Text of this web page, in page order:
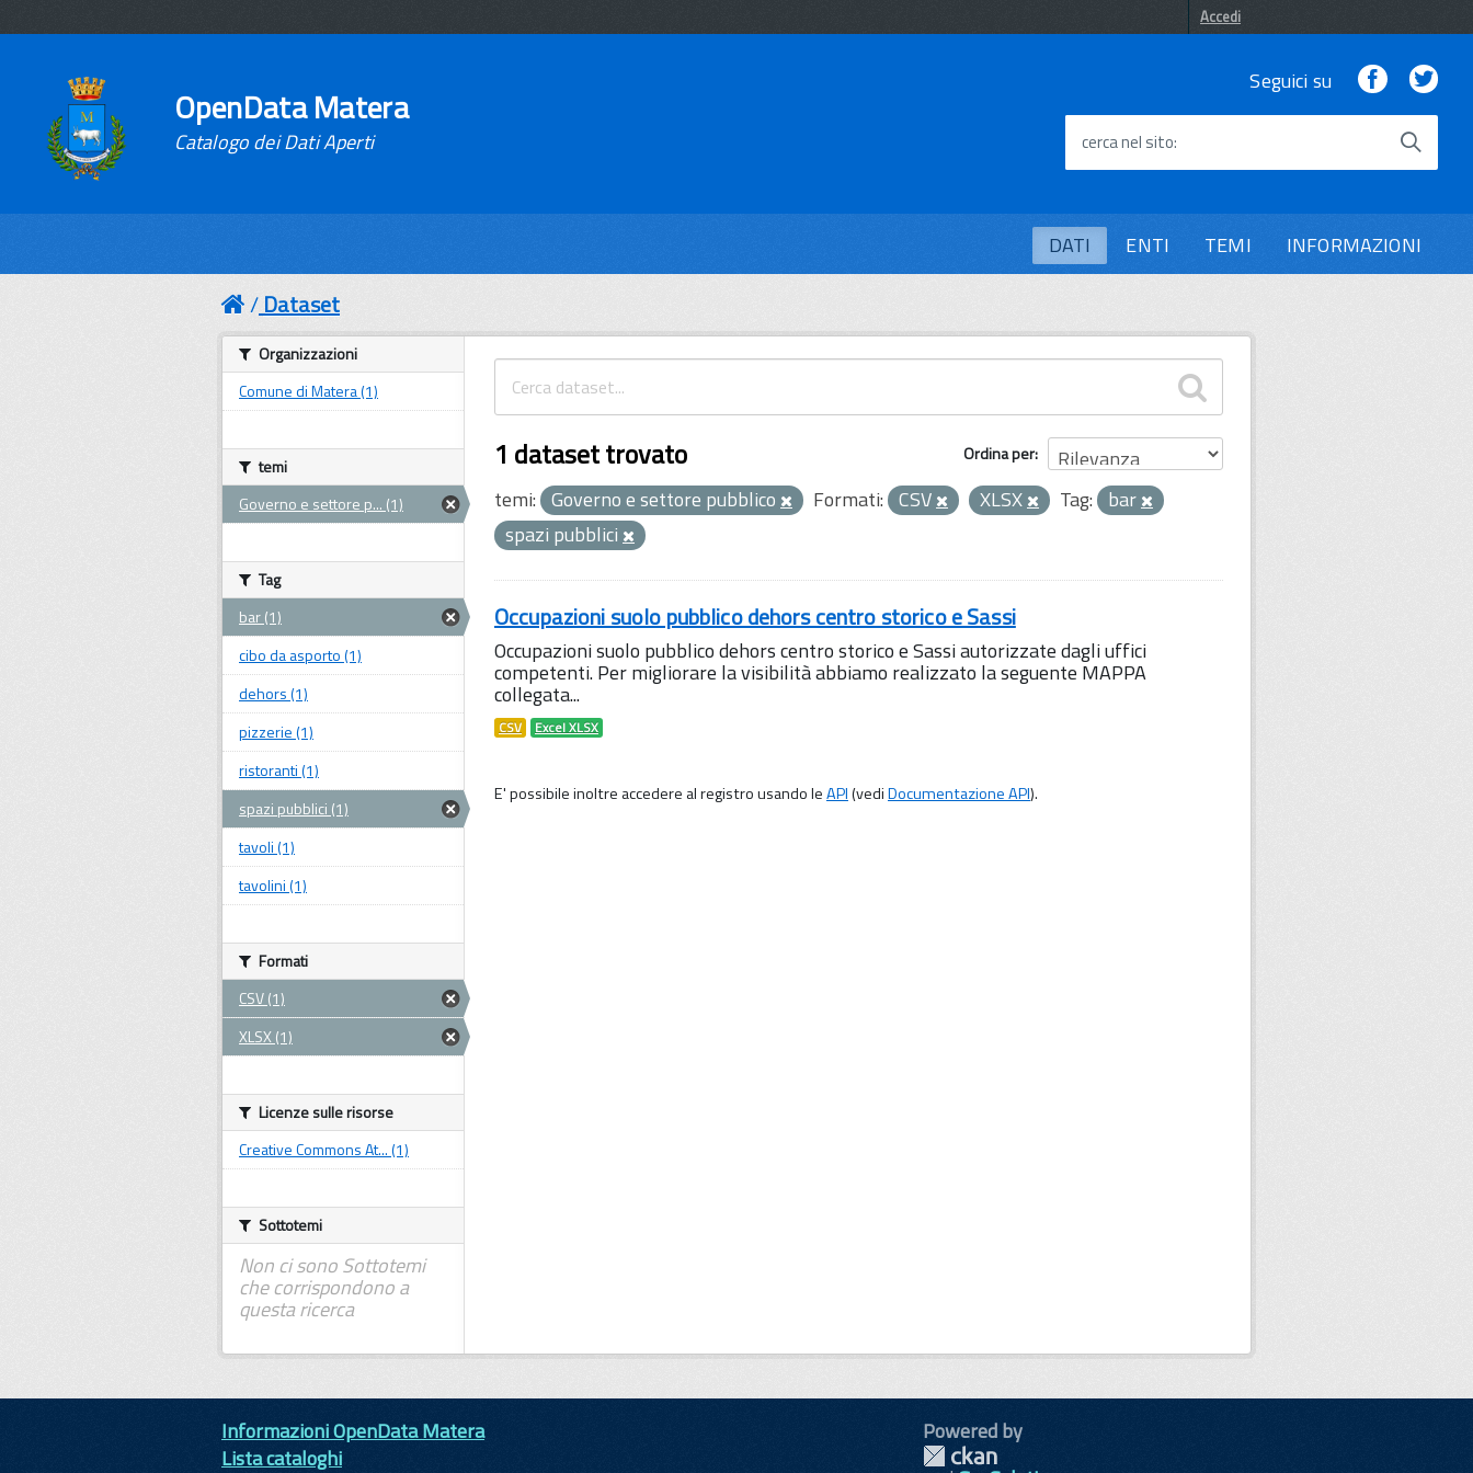
Accedi
OpenData Matera
Catalogo dei Dati Aperti
Seguici su Facebook
cerca nel sito
DATI ENTI TEMI INFORMAZIONI
Dataset
Ordina per
1 dataset trovato
temi: Governo e settore pubblico Formati: CSV XLSX Tag: bar
spazi pubblici
Occupazioni suolo pubblico dehors centro storico e Sassi
Occupazioni suolo pubblico dehors centro storico e Sassi autorizzate dagli uffici
competenti. Per migliorare la visibilità abbiamo realizzato la seguente MAPPA
collegata...
CSV Excel XLSX
E' possibile inoltre accedere al registro usando leAPI(vediDocumentazione API).
Organizzazioni
Comune di Matera (1)
temi
Governo e settore p... (1)
Tag
bar (1)
cibo da asporto (1)
dehors (1)
pizzerie (1)
ristoranti (1)
spazi pubblici (1)
tavoli (1)
tavolini (1)
Formati
CSV (1)
XLSX (1)
Licenze sulle risorse
Creative Commons At... (1)
Sottotemi
Non ci sono Sottotemi
che corrispondono a
questa ricerca
Informazioni OpenData Matera
Lista cataloghi
Powered by